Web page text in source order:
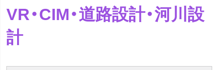
VR・CIM・道路設計・河川設
計